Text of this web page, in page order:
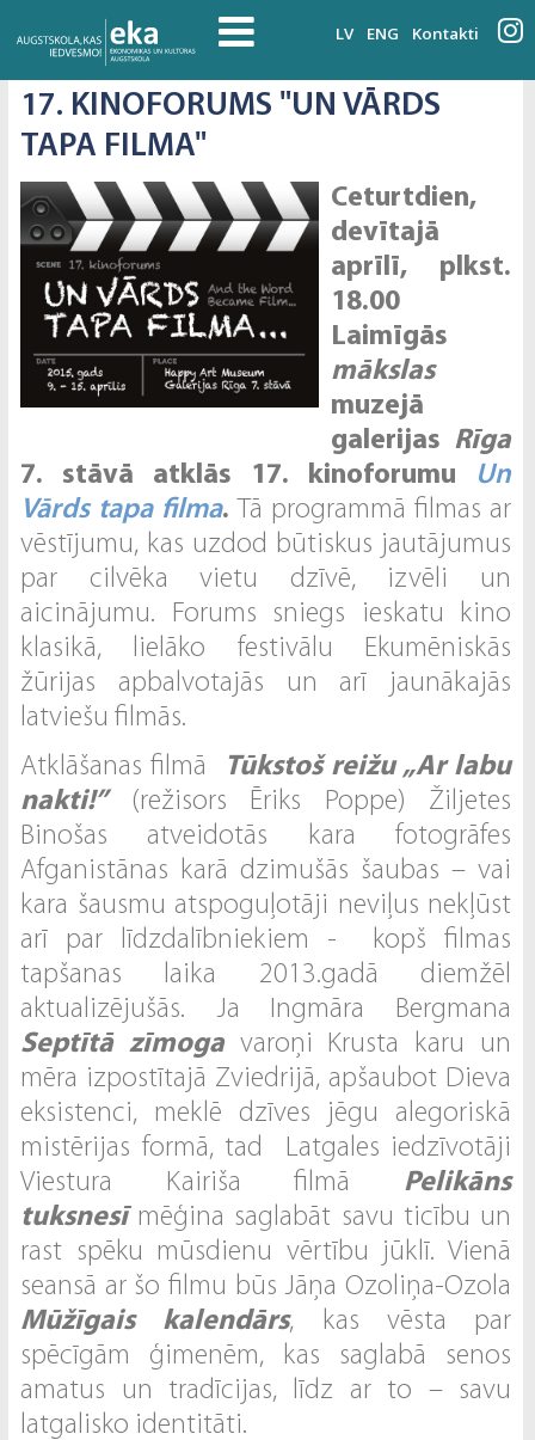
LV ENG Kontakti
17. KINOFORUMS "UN VĀRDS
TAPA FILMA"
Ceturtdien,
devītajā
aprīlī, plkst.
18.00
Laimīgās
mākslas
muzejā
galerijas Rīga
7. stāvā atklās 17. kinoforumu
Un
Vārds tapa filma. Tā programmā filmas ar
vēstījumu, kas uzdod būtiskus jautājumus
par cilvēka vietu dzīvē, izvēli un
aicinājumu. Forums sniegs ieskatu kino
klasikā, lielāko festivālu Ekumēniskās
žūrijas apbalvotajās un arī jaunākajās
latviešu filmās.
Atklāšanas filmā
Tūkstoš reižu „Ar labu
nakti!”(režisors Ēriks Poppe) Žiljetes
Binošas atveidotās kara fotogrāfes
Afganistānas karā dzimušās šaubas – vai
kara šausmu atspoguļotāji neviļus nekļūst
arī par līdzdalībniekiem - kopš filmas
tapšanas laika 2013.gadā diemžēl
aktualizējušās. Ja Ingmāra Bergmana
Septītā zīmogavaroņi Krusta karu un
mēra izpostītajā Zviedrijā, apšaubot Dieva
eksistenci, meklē dzīves jēgu alegoriskā
mistērijas formā, tad Latgales iedzīvotāji
Viestura Kairiša filmā Pelikāns
tuksnesīmēģina saglabāt savu ticību un
rast spēku mūsdienu vērtību jūklī. Vienā
seansā ar šo filmu būs Jāņa Ozoliņa-Ozola
Mūžīgais kalendārs, kas vēsta par
spēcīgām ģimenēm, kas saglabā senos
amatus un tradīcijas, līdz ar to – savu
latgalisko identitāti.